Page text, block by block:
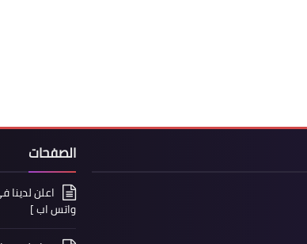
الصفحات
واتس اب ]